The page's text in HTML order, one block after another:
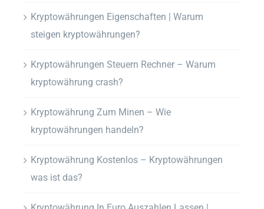
Kryptowährungen Eigenschaften | Warum
steigen kryptowährungen?
Kryptowährungen Steuern Rechner – Warum
kryptowährung crash?
Kryptowährung Zum Minen – Wie
kryptowährungen handeln?
Kryptowährung Kostenlos – Kryptowährungen
was ist das?